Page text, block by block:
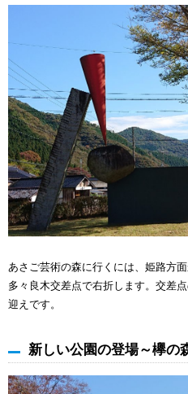
あさご芸術の森に行くには、姫路方
多々良木交差点で右折します。交差
迎えです。
新しい公園の登場～欅の